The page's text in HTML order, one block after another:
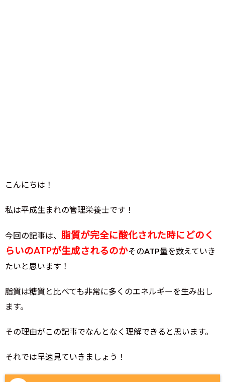
こんにちは！
私は平成生まれの管理栄養士です！
今回の記事は、 脂質が完全に酸化された時にどのく
らいのATPが生成されるのかそのATP量を数えていき
たいと思います！
脂質は糖質と比べても非常に多くのエネルギーを生み出し
ます。
その理由がこの記事でなんとなく理解できると思います。
それでは早速見ていきましょう！